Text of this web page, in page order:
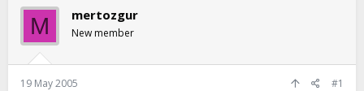
b
u
y
u
b
a
a
n
ı
M mertozgur
New member
19 May 2005 #1